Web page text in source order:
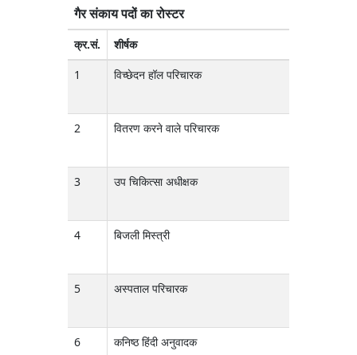
गैर संकाय पदों का रोस्टर
क्र.सं. शीर्षक
1
विच्छेदन हॉल परिचारक
2 वितरण करने वाले परिचारक
3 उप चिकित्सा अधीक्षक
4 बिजली मिस्त्री
5 अस्पताल परिचारक
6 कनिष्ठ हिंदी अनुवादक